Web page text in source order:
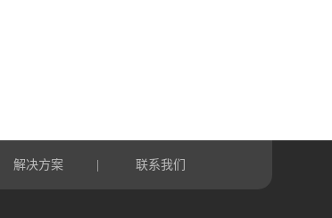
解决方案 联系我们